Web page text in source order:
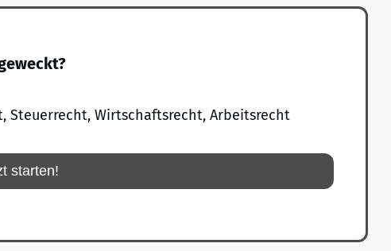
Wirtschaftsrecht, Arbeitsrecht
starten!